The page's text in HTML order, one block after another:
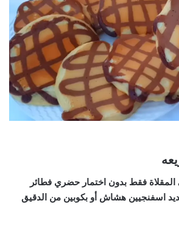
وفي المقلاة فقط بدون اختمار حضري فطائر
اسفنجيين هشاش أو بكوبين من الدقيق